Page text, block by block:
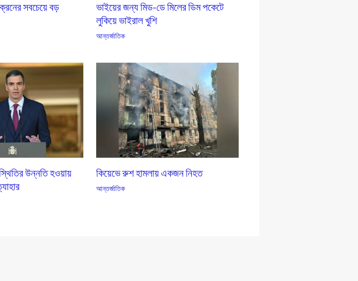
সবচেয়ে বড়
ভাইয়ের জন্য মিড-ডে মিলের ডিম পকেটে
লুকিয়ে ভাইরাল খুশি
আন্তর্জাতিক
উন্নতি হওয়ায়
কিয়েভে রুশ হামলায় একজন নিহত
আন্তর্জাতিক